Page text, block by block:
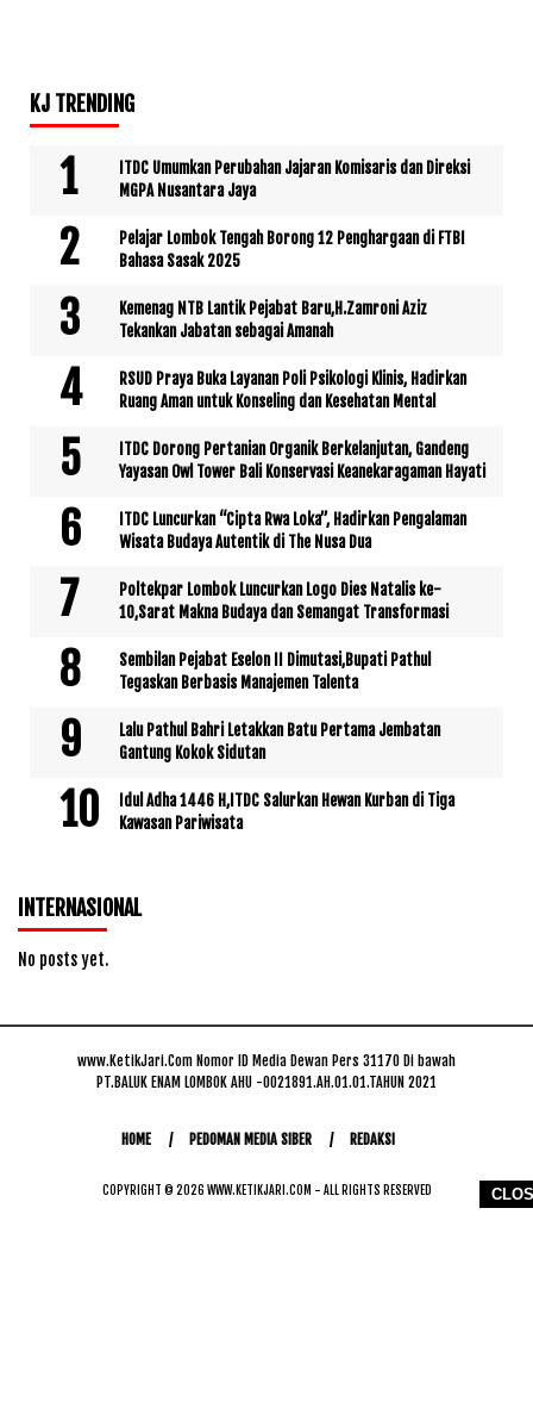
KJ TRENDING
ITDC Umumkan Perubahan Jajaran Komisaris dan Direksi
MGPA Nusantara Jaya
Pelajar Lombok Tengah Borong 12 Penghargaan di FTBI
Bahasa Sasak 2025
Kemenag NTB Lantik Pejabat Baru,H.Zamroni Aziz
Tekankan Jabatan sebagai Amanah
RSUD Praya Buka Layanan Poli Psikologi Klinis, Hadirkan
Ruang Aman untuk Konseling dan Kesehatan Mental
ITDC Dorong Pertanian Organik Berkelanjutan, Gandeng
Yayasan Owl Tower Bali Konservasi Keanekaragaman Hayati
ITDC Luncurkan “Cipta Rwa Loka”, Hadirkan Pengalaman
Wisata Budaya Autentik di The Nusa Dua
Poltekpar Lombok Luncurkan Logo Dies Natalis ke-
10,Sarat Makna Budaya dan Semangat Transformasi
Sembilan Pejabat Eselon II Dimutasi,Bupati Pathul
Tegaskan Berbasis Manajemen Talenta
Lalu Pathul Bahri Letakkan Batu Pertama Jembatan
Gantung Kokok Sidutan
Idul Adha 1446 H,ITDC Salurkan Hewan Kurban di Tiga
Kawasan Pariwisata
INTERNASIONAL
No posts yet.
www.KetikJari.Com Nomor ID Media Dewan Pers 31170 Di bawah
PT.BALUK ENAM LOMBOK AHU -0021891.AH.01.01.TAHUN 2021
HOME PEDOMAN MEDIA SIBER REDAKSI
COPYRIGHT © 2026 WWW.KETIKJARI.COM - ALL RIGHTS RESERVED